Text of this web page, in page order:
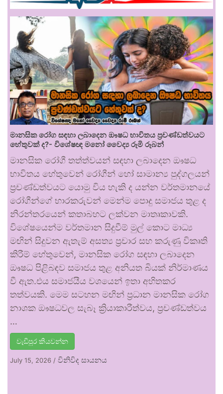
මානසික රෝග සඳහා ලබාදෙන ඖෂධ භාවිතය ප්‍රචණ්ඩත්වයට
හේතුවක් ද?- විශේෂඥ මනෝ වෛද්‍ය රූමි රූබන්
මානසික රෝගී තත්ත්වයන් සඳහා ලබාදෙන ඖෂධ
භාවිතය හේතුවෙන් රෝගීන් හෝ සාමාන්‍ය පුද්ගලයන්
ප්‍රචණ්ඩත්වයට යොමු විය හැකි ද යන්න වර්තමානයේ
රෝගීන්ගේ භාරකරුවන් මෙන්ම පොදු සමාජය තුළ ද
නිරන්තරයෙන් කතාබහට ලක්වන මාතෘකාවකි.
විශේෂයෙන්ම වර්තමාන සිදුවීම් මුල් කොට මාධ්‍ය
මඟින් සිදුවන ඇතැම් අසත්‍ය ප්‍රචාර සහ කරුණු විකෘති
කිරීම් හේතුවෙන්, මානසික රෝග සඳහා ලබාදෙන
ඖෂධ පිළිබඳව සමාජය තුළ අනියත බියක් නිර්මාණය
වී ඇත.එය සමාජයීය වශයෙන් ඉතා අහිතකර
තත්වයකි. මෙම සටහන මඟින් ප්‍රධාන මානසික රෝග
නාශක ඖෂධවල සැබෑ ක්‍රියාකාරීත්වය, ප්‍රචණ්ඩත්වය
…
වැඩිපුර කියවන්න
July 15, 2026 / විනිවිද සායනය